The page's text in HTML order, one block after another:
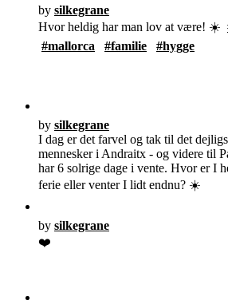
by silkegrane
Hvor heldig har man lov at være! ☀️
#mallorca
#familie #hygge
by silkegrane
I dag er det farvel og tak til det
mennesker i Andraitx - og videre til
har 6 solrige dage i vente. Hvor er I
ferie eller venter I lidt endnu? ☀️
by silkegrane
❤️